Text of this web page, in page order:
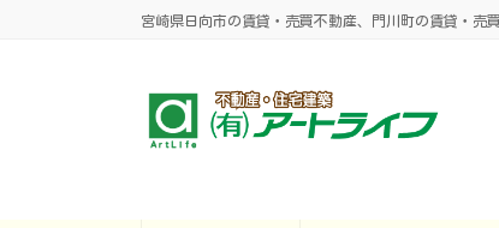
宮崎県日向市の賃貸・売買不動産、門川町の賃貸・売